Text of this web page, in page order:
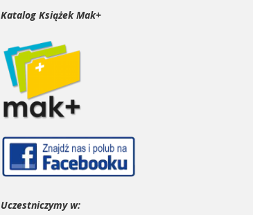
Katalog Książek Mak+
Uczestniczymy w: